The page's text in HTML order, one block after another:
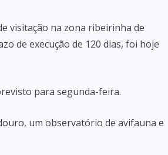
visitação na zona ribeirinha de
de execução de 120 dias, foi hoje
para segunda-feira.
um observatório de avifauna e